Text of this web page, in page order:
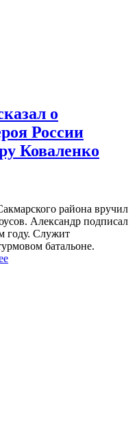
о
России
Коваленко
района вручил
Александр подписал
году. Служит
батальоне.